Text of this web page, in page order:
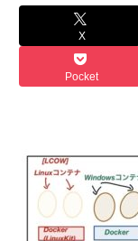
X
Pocket